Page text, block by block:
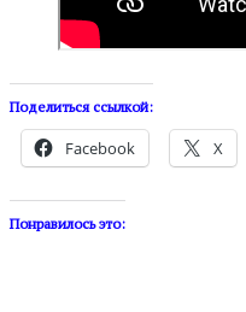
Поделиться ссылкой:
Facebook X
Понравилось это: